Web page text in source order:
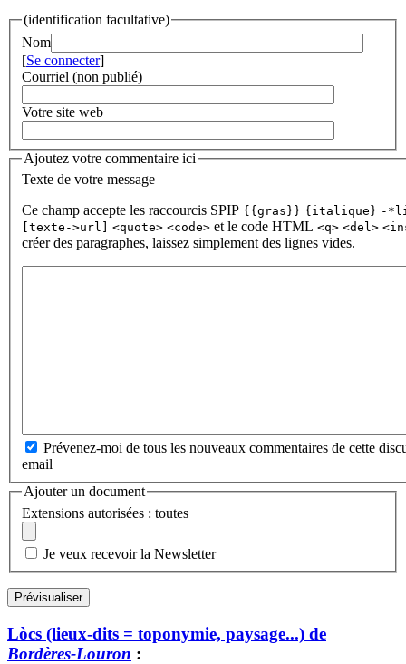
(identification facultative)
Nom
[Se connecter]
Courriel (non publié)
Votre site web
Ajoutez votre commentaire ici
Texte de votre message
Ce champ accepte les raccourcis SPIP {{gras}} {italique} -
[texte->url]
<quote> <code> et le code HTML <q> <del>
créer des paragraphes, laissez simplement des lignes vides.
Prévenez-moi de tous les nouveaux commentaires de cette
email
Ajouter un document
Extensions autorisées : toutes
Je veux recevoir la Newsletter
Lòcs (lieux-dits = toponymie, paysage...) de
Bordères-Louron :